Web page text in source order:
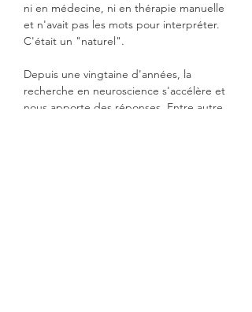
ni en médecine, ni en thérapie manuelle
et n'avait pas les mots pour interpréter.
C'était un "naturel".
Depuis une vingtaine d'années, la
recherche en neuroscience s'accélère et
nous apporte des réponses. Entre autre,